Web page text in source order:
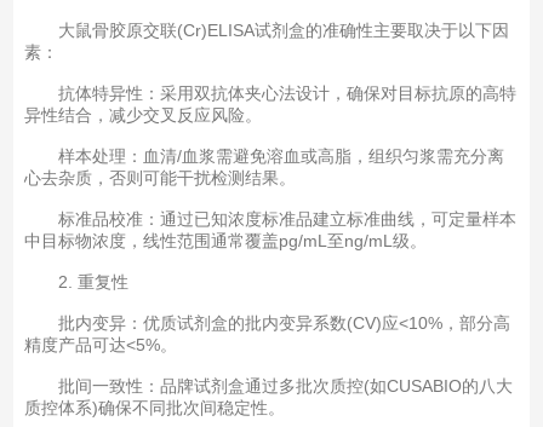
大鼠骨胶原交联(Cr)ELISA试剂盒的准确性主要取决于以下因
素：
抗体特异性‌：采用双抗体夹心法设计，确保对目标抗原的高特
异性结合，减少交叉反应风险‌。
样本处理‌：血清/血浆需避免溶血或高脂，组织匀浆需充分离
心去杂质，否则可能干扰检测结果‌。
标准品校准‌：通过已知浓度标准品建立标准曲线，可定量样本
中目标物浓度，线性范围通常覆盖pg/mL至ng/mL级‌。
2. ‌重复性‌
批内变异‌：优质试剂盒的批内变异系数(CV)应<10%，部分高
精度产品可达<5%‌。
批间一致性‌：品牌试剂盒通过多批次质控(如CUSABIO的八大
质控体系)确保不同批次间稳定性‌。